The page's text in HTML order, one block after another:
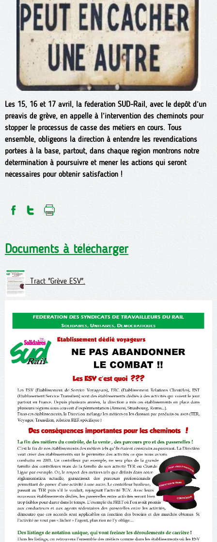
Les 15, 16 et 17 avril, la fédération SUD-Rail, avec le dépôt d’un
préavis de grève, en appelle à l’intervention des cheminots pour
stopper le processus de casse des métiers en cours. Tous
ensemble, obligeons la direction à entendre les revendications
portées à la base, partout, dans chaque région montrons notre
détermination à poursuivre et mener les actions qui seront
nécessaires pour obtenir satisfaction !
Documents à télécharger
Tract "Grève ESV".